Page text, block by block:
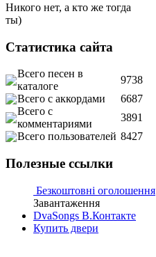
Никого нет, а кто же тогда
ты)
Статистика сайта
Всего песен в
каталоге
9738
Всего с аккордами
6687
Всего с
комментариями
3891
Всего пользователей 8427
Полезные ссылки
Безкоштовні оголошення
Завантаження
DvaSongs В.Контакте
Купить двери